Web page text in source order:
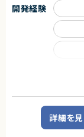
FOD全体を見据え
インフラ／サーバー
術要素のキャッチアッ
■ 各案件の技術担当
Webディレクター
■ 必須スキル
・BtoC向けWebサー
・50万〜100万ユー
業務内容
・大手商社グループ
開発経験
詳細を